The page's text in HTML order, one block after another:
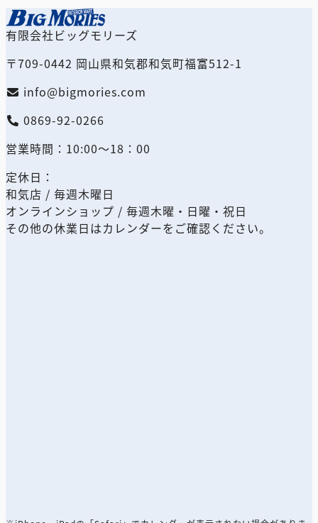
【商品紹介🎉】
猫はキューブの中でのんびり。
人はその隣で、飲み物を置いたり、本を読んだり。
キャットキューブはスタッキングもできるので、複数を組み合わ
暮らし方に合わせて、自由に使える家具です。
家具である前に、家族が一緒に過ごす場所として。
猫との毎日に、天然木のぬくもりを😌🐈
#ネコ#ネコグッズ#ネコラブ
有限会社ビッグモリーズ
〒709-0442 岡山県和気郡和気町福富512-1
info@bigmories.com
0869-92-0266
営業時間：10:00～18：00
定休日：
和気店 / 毎週木曜日
オンラインショップ / 毎週木曜・日曜・祝日
その他の休業日はカレンダーをご確認ください。